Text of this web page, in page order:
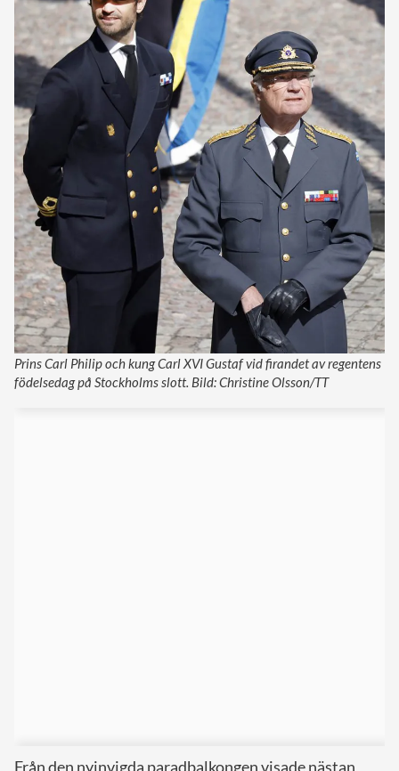
Prins Carl Philip och kung Carl XVI Gustaf vid firandet av regentens
födelsedag på Stockholms slott. Bild: Christine Olsson/TT
Från den nyinvigda paradbalkongen visade nästan